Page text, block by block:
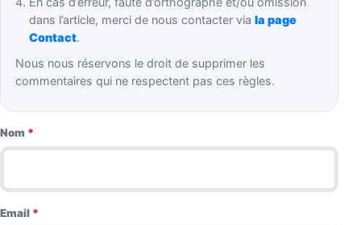
dans l’article, merci de nous contacter viala page
Contact.
Nous nous réservons le droit de supprimer les
commentaires qui ne respectent pas ces règles.
Nom *
Email *